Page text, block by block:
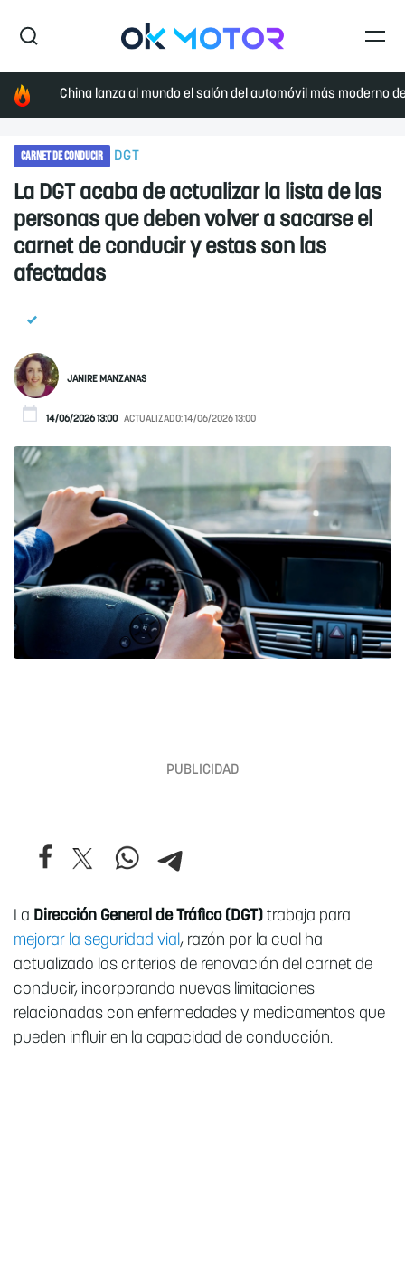
China lanza al mundo el salón del automóvil más moderno
CARNET DE CONDUCIR DGT
La DGT acaba de actualizar la lista de las
personas que deben volver a sacarse el
carnet de conducir y estas son las
afectadas
JANIRE MANZANAS
14/06/2026 13:00 ACTUALIZADO:14/06/2026 13:00
La Dirección General de Tráfico (DGT) trabaja para
mejorar la seguridad vial, razón por la cual ha
actualizado los criterios de renovación del carnet de
conducir, incorporando nuevas limitaciones
relacionadas con enfermedades y medicamentos que
pueden influir en la capacidad de conducción.